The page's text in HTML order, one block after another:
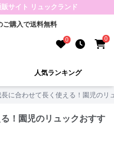
サイト リュックランド
ご購入で送料無料
0 0
人気ランキング
長に合わせて長く使える！園児のリ
！園児のリュックおすす